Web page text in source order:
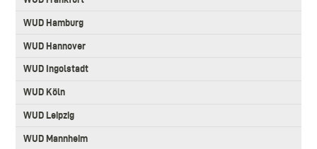
WUD Hamburg
WUD Hannover
WUD Ingolstadt
WUD Köln
WUD Leipzig
WUD Mannheim